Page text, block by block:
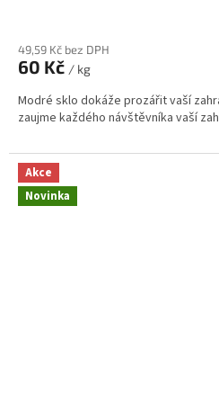
49,59 Kč bez DPH
60 Kč / kg
Modré sklo dokáže prozářit vaší
zaujme každého návštěvníka vaší
Akce
Novinka